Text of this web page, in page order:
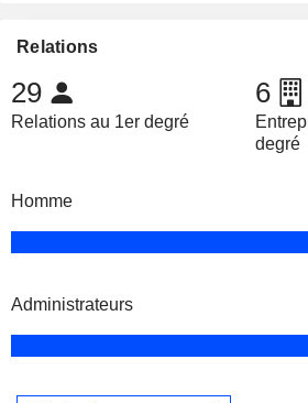
Relations
29
Relations au 1er degré
6
degré
Homme
Administrateurs